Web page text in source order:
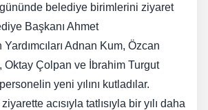
gününde belediye birimlerini ziyaret
Başkanı Ahmet
Adnan Kum, Özcan
Oktay Çolpan ve İbrahim Turgut
yeni yılını kutladılar.
acısıyla tatlısıyla bir yılı daha